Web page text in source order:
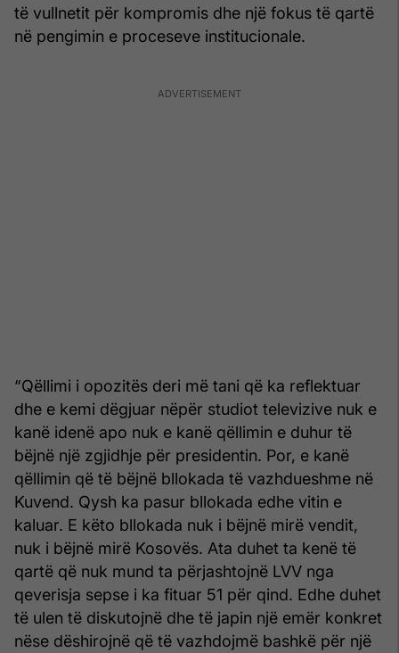
të vullnetit për kompromis dhe një fokus të qartë
në pengimin e proceseve institucionale.
“Qëllimi i opozitës deri më tani që ka reflektuar
dhe e kemi dëgjuar nëpër studiot televizive nuk e
kanë idenë apo nuk e kanë qëllimin e duhur të
bëjnë një zgjidhje për presidentin. Por, e kanë
qëllimin që të bëjnë bllokada të vazhdueshme në
Kuvend. Qysh ka pasur bllokada edhe vitin e
kaluar. E këto bllokada nuk i bëjnë mirë vendit,
nuk i bëjnë mirë Kosovës. Ata duhet ta kenë të
qartë që nuk mund ta përjashtojnë LVV nga
qeverisja sepse i ka fituar 51 për qind. Edhe duhet
të ulen të diskutojnë dhe të japin një emër konkret
nëse dëshirojnë që të vazhdojmë bashkë për një